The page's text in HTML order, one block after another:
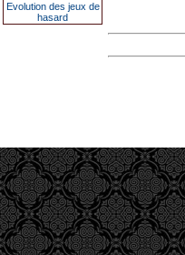
Evolution des jeux de
hasard